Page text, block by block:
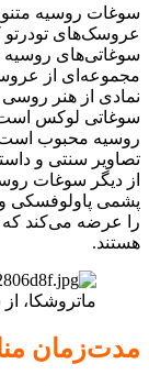
سوغات‌ روسیه
عروسک‌های تودرتو
سوغاتی‌های
مجموعه‌ای از
نمادی از هنر روسی
سوغاتی لوکس است.
روسیه محبوب است.
تصاویر سنتی و
از دیگر سوغات
پشمی پاولوفسکی و
را عرضه می‌کند که
هستند.
ماتروشکا،
مدت‌زمان